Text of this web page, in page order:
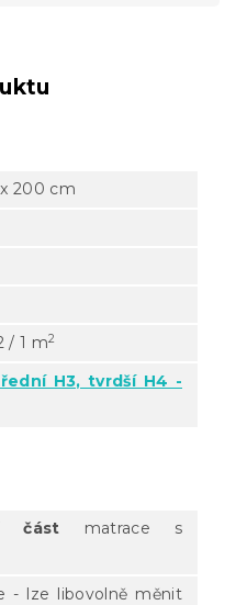
200 cm
/ 1 m2
H3, tvrdší H4 -
část matrace s
- lze libovolně měnit